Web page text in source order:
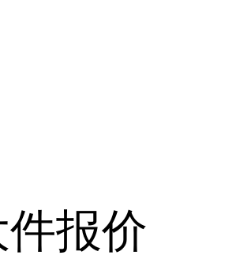
报价